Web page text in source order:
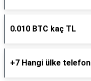
0.010 BTC kaç TL
+7 Hangi ülke telefon